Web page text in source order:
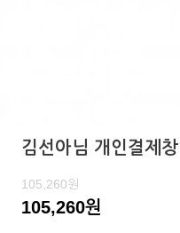
김선아님 개인결제
105,260원
105,260원